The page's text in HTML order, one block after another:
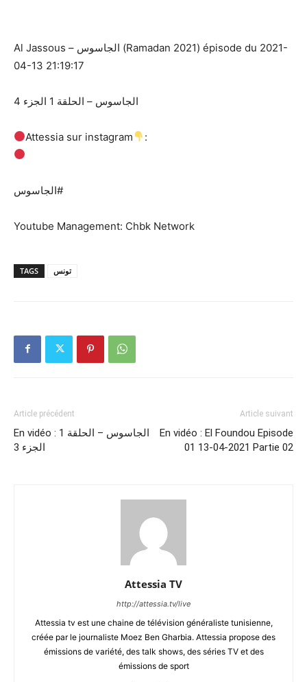
Al Jassous – الجاسوس (Ramadan 2021) épisode du 2021-
04-13 21:19:17
الجاسوس – الحلقة 1 الجزء 4
Attessia sur instagram :
الجاسوس#
Youtube Management: Chbk Network
TAGS تونس
Article précédent
En vidéo : الجاسوس – الحلقة 1
الجزء 3
Article suivant
En vidéo : El Foundou Episode
01 13-04-2021 Partie 02
Attessia TV
http://attessia.tv/live
Attessia tv est une chaine de télévision généraliste tunisienne,
créée par le journaliste Moez Ben Gharbia. Attessia propose des
émissions de variété, des talk shows, des séries TV et des
émissions de sport